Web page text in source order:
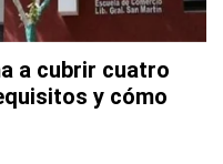
a cubrir cuatro
y cómo